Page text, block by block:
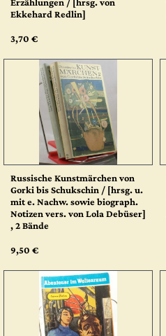
Ekkehard Redlin]
3,70 €
Russische Kunstmärchen von
Gorki bis Schukschin / [hrsg. u.
mit e. Nachw. sowie biograph.
Notizen vers. von Lola Debüser]
, 2 Bände
9,50 €